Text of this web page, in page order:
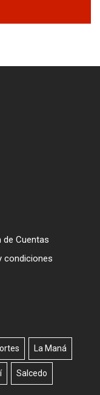
de Cuentas
condiciones
La Maná
Salcedo